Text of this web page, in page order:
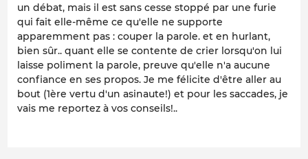
un débat, mais il est sans cesse stoppé par une furie
qui fait elle-même ce qu'elle ne supporte
apparemment pas : couper la parole. et en hurlant,
bien sûr.. quant elle se contente de crier lorsqu'on lui
laisse poliment la parole, preuve qu'elle n'a aucune
confiance en ses propos. Je me félicite d'être aller au
bout (1ère vertu d'un asinaute!) et pour les saccades, je
vais me reportez à vos conseils!..